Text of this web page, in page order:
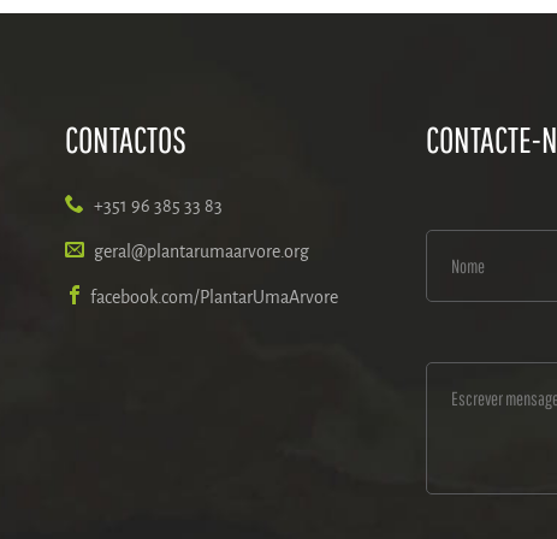
CONTACTOS
+351 96 385 33 83
geral@plantarumaarvore.org
facebook.com/PlantarUmaArvore
CONTACTE-